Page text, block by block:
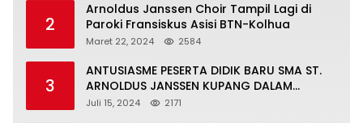
2
Arnoldus Janssen Choir Tampil Lagi di
Paroki Fransiskus Asisi BTN-Kolhua
Maret 22, 2024 2584
3
ANTUSIASME PESERTA DIDIK BARU SMA ST.
ARNOLDUS JANSSEN KUPANG DALAM
MENGIKUTI MPLS HARI PERTAMA
Juli 15, 2024 2171